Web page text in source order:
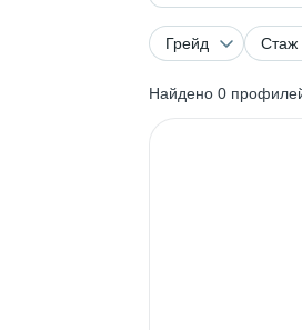
Грейд Стаж
Найдено 0